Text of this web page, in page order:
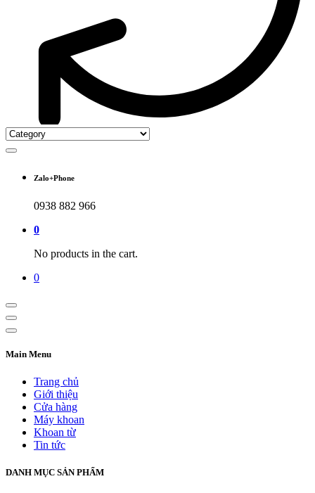
Zalo+Phone
0938 882 966
0
No products in the cart.
0
Main Menu
Trang chủ
Giới thiệu
Cửa hàng
Máy khoan
Khoan từ
Tin tức
DANH MỤC SẢN PHẨM